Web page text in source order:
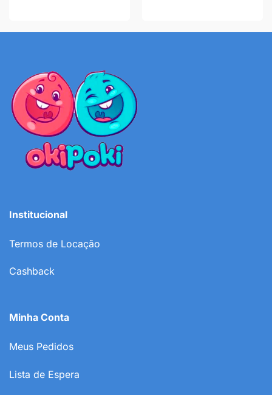
Institucional
Termos de Locação
Cashback
Minha Conta
Meus Pedidos
Lista de Espera